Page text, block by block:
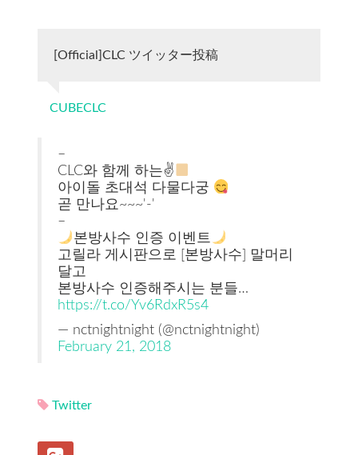
[Official]CLC ツイッター投稿
CUBECLC
–
CLC와 함께 하는✌
아이돌 초대석 다물다궁
곧 만나요~~~'-'
–
본방사수 인증 이벤트
고릴라 게시판으로 [본방사수] 말머리
달고
본방사수 인증해주시는 분들…
https://t.co/Yv6RdxR5s4
— nctnightnight (@nctnightnight)
February 21, 2018
Twitter